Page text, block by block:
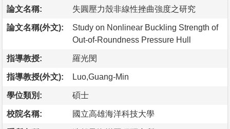
論文名稱: 失圓壓力殼非線性挫曲強度之研究
論文名稱(外文):
Study on Nonlinear Buckling Strength of
Out-of-Roundness Pressure Hull
指導教授: 羅光閔
指導教授(外文): Luo,Guang-Min
學位類別: 碩士
校院名稱: 國立高雄海洋科技大學